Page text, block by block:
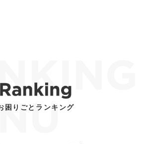
困りごとランキング